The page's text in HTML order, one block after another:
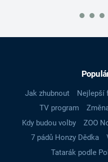
Jak zhubnout Nejlepší
TV program
Kdy budou volby
ZOO
7 pádů Honzy Dědka
Tatarák podle